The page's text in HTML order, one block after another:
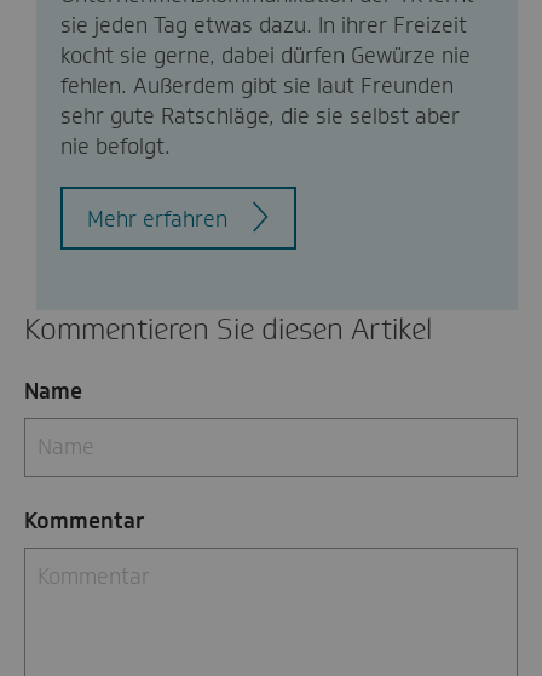
sie jeden Tag etwas dazu. In ihrer Freizeit
kocht sie gerne, dabei dürfen Gewürze nie
fehlen. Außerdem gibt sie laut Freunden
sehr gute Ratschläge, die sie selbst aber
nie befolgt.
Mehr erfahren
Kommentieren Sie diesen Artikel
Name
Kommentar